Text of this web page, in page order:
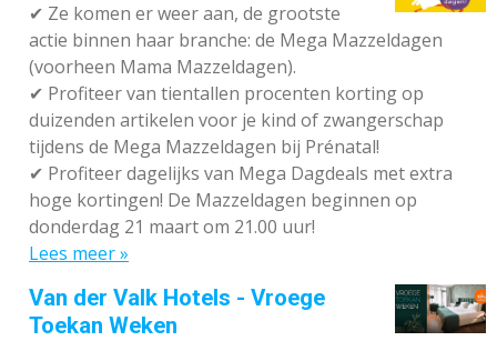
✔ Ze komen er weer aan, de grootste
actie binnen haar branche: de Mega Mazzeldagen
(voorheen Mama Mazzeldagen).
✔ Profiteer van tientallen procenten korting op
duizenden artikelen voor je kind of zwangerschap
tijdens de Mega Mazzeldagen bij Prénatal!
✔ Profiteer dagelijks van Mega Dagdeals met extra
hoge kortingen! De Mazzeldagen beginnen op
donderdag 21 maart om 21.00 uur!
Lees meer »
Van der Valk Hotels - Vroege
Toekan Weken